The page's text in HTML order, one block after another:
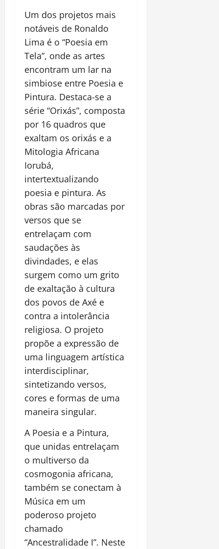
Um dos projetos mais
notáveis de Ronaldo
Lima é o “Poesia em
Tela”, onde as artes
encontram um lar na
simbiose entre Poesia e
Pintura. Destaca-se a
série “Orixás”, composta
por 16 quadros que
exaltam os orixás e a
Mitologia Africana
Iorubá,
intertextualizando
poesia e pintura. As
obras são marcadas por
versos que se
entrelaçam com
saudações às
divindades, e elas
surgem como um grito
de exaltação à cultura
dos povos de Axé e
contra a intolerância
religiosa. O projeto
propõe a expressão de
uma linguagem artística
interdisciplinar,
sintetizando versos,
cores e formas de uma
maneira singular.
A Poesia e a Pintura,
que unidas entrelaçam
o multiverso da
cosmogonia africana,
também se conectam à
Música em um
poderoso projeto
chamado
“Ancestralidade I”. Neste